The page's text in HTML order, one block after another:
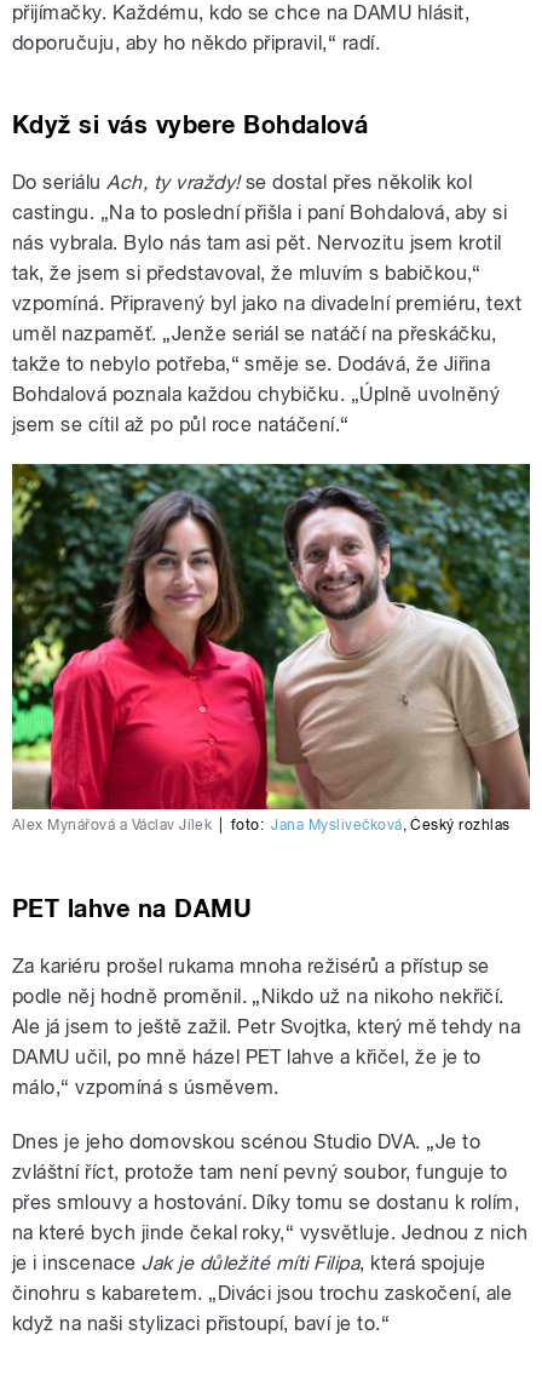
přijímačky. Každému, kdo se chce na DAMU hlásit,
doporučuju, aby ho někdo připravil,“ radí.
Když si vás vybere Bohdalová
Do seriáluAch, ty vraždy!se dostal přes několik kol
castingu. „Na to poslední přišla i paní Bohdalová, aby si
nás vybrala. Bylo nás tam asi pět. Nervozitu jsem krotil
tak, že jsem si představoval, že mluvím s babičkou,“
vzpomíná. Připravený byl jako na divadelní premiéru, text
uměl nazpaměť. „Jenže seriál se natáčí na přeskáčku,
takže to nebylo potřeba,“ směje se. Dodává, že Jiřina
Bohdalová poznala každou chybičku. „Úplně uvolněný
jsem se cítil až po půl roce natáčení.“
Alex Mynářová a Václav Jílek foto: Jana Myslivečková,Český rozhlas
PET lahve na DAMU
Za kariéru prošel rukama mnoha režisérů a přístup se
podle něj hodně proměnil. „Nikdo už na nikoho nekřičí.
Ale já jsem to ještě zažil. Petr Svojtka, který mě tehdy na
DAMU učil, po mně házel PET lahve a křičel, že je to
málo,“ vzpomíná s úsměvem.
Dnes je jeho domovskou scénou Studio DVA. „Je to
zvláštní říct, protože tam není pevný soubor, funguje to
přes smlouvy a hostování. Díky tomu se dostanu k rolím,
na které bych jinde čekal roky,“ vysvětluje. Jednou z nich
je i inscenace Jak je důležité míti Filipa, která spojuje
činohru s kabaretem. „Diváci jsou trochu zaskočení, ale
když na naši stylizaci přistoupí, baví je to.“